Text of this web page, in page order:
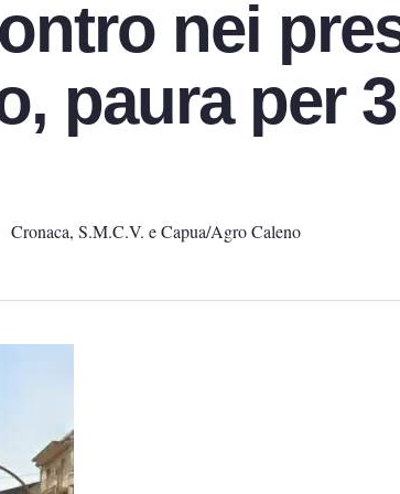
nei
paura per 3
Cronaca, S.M.C.V. e Capua/Agro Caleno